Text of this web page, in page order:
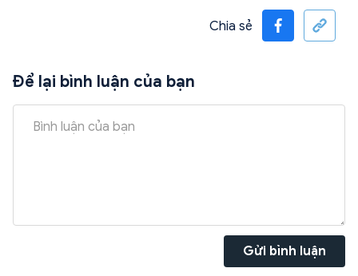
Chia sẻ
Để lại bình luận của bạn
Gửi bình luận